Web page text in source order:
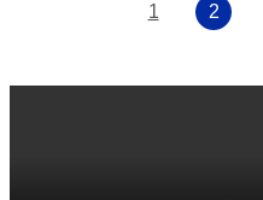
1 2